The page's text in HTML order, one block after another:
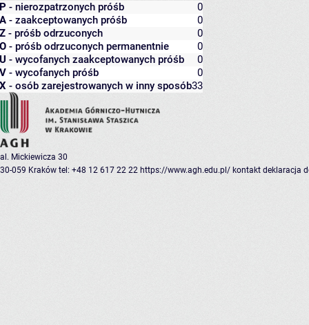
P - nierozpatrzonych próśb
0
A - zaakceptowanych próśb
0
Z - próśb odrzuconych
0
O - próśb odrzuconych permanentnie
0
U - wycofanych zaakceptowanych próśb
0
V - wycofanych próśb
0
X - osób zarejestrowanych w inny sposób33
al. Mickiewicza 30
30-059 Kraków tel: +48 12 617 22 22 https://www.agh.edu.pl/ kontakt deklaracja